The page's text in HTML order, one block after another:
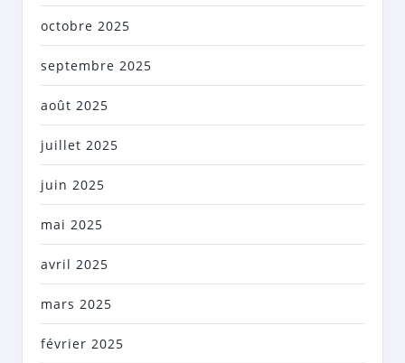
octobre 2025
septembre 2025
août 2025
juillet 2025
juin 2025
mai 2025
avril 2025
mars 2025
février 2025